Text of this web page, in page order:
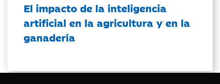
El impacto de la inteligencia
artificial en la agricultura y en la
ganadería